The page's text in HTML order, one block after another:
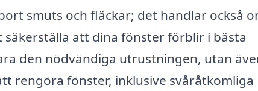
smuts och fläckar; det handlar också
att dina fönster förblir i bästa
den nödvändiga utrustningen, utan
rengöra fönster, inklusive svåråtkomliga